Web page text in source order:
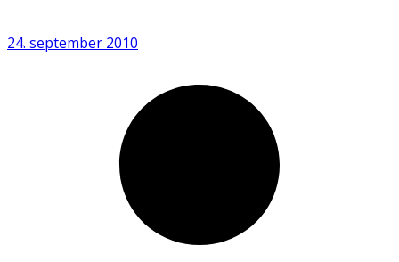
24. september 2010